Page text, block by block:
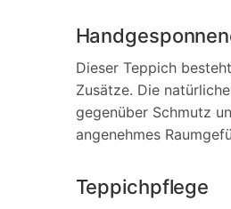
Dieser Teppich
Zusätze. Die
gegenüber Schmutz
angenehmes
Teppichpflege